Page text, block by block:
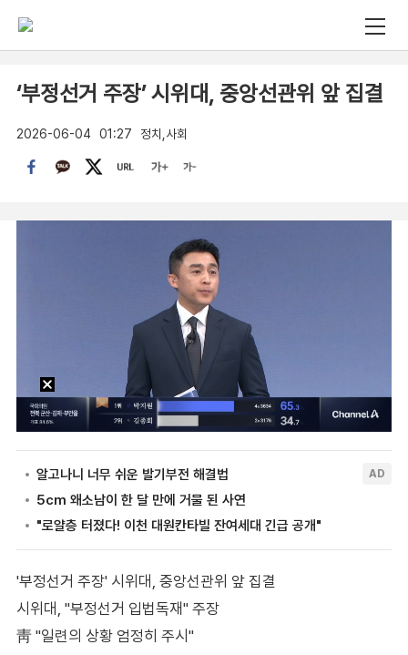
‘부정선거 주장’ 시위대, 중앙선관위 앞 집결
2026-06-04 01:27 정치,사회
'부정선거 주장' 시위대, 중앙선관위 앞 집결
시위대, "부정선거 입법독재" 주장
靑 "일련의 상황 엄정히 주시"